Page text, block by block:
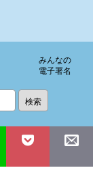
みんなの
電子署名